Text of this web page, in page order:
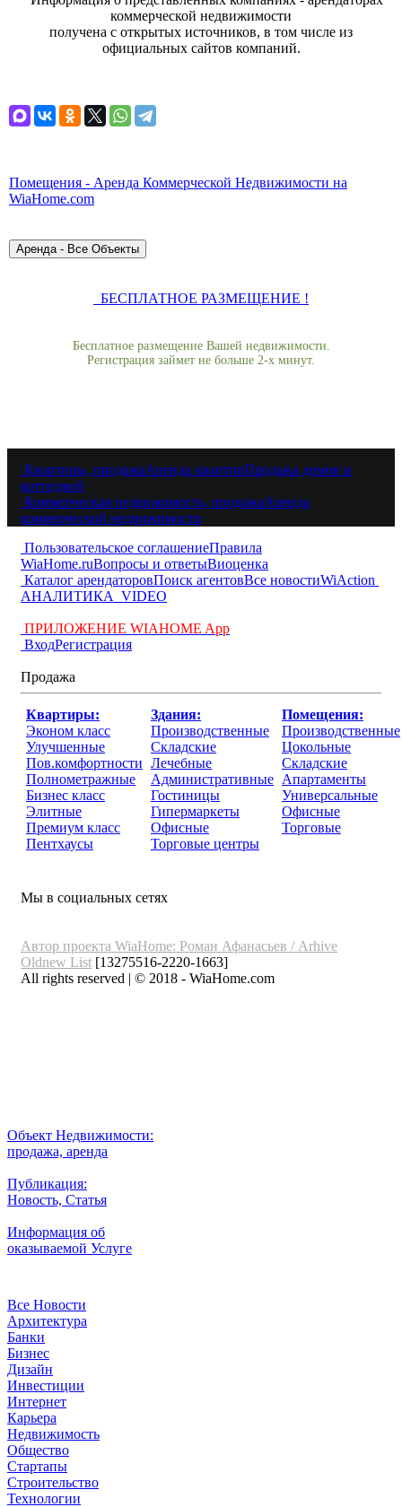
коммерческой недвижимости
получена с открытых источников, в том числе из
официальных сайтов компаний.
Помещения - Аренда Коммерческой Недвижимости на
WiaHome.com
БЕСПЛАТНОЕ РАЗМЕЩЕНИЕ !
Бесплатное размещение Вашей недвижимости.
Регистрация займет не больше 2-х минут.
Квартиры, продажаАренда квартирПродажа домов и
коттеджей
Коммерческая недвижимость, продажаАренда
коммерческой недвижимости
Пользовательское соглашениеПравила
WiaHome.ruВопросы и ответыВиоценка
Каталог арендаторовПоиск агентовВсе новостиWiAction
АНАЛИТИКА VIDEO
ПРИЛОЖЕНИЕ WIAHOME App
ВходРегистрация
Продажа
Квартиры:
Эконом класс
Улучшенные
Пов.комфортности
Полнометражные
Бизнес класс
Элитные
Премиум класс
Пентхаусы
Здания:
Производственные
Складские
Лечебные
Административные
Гостиницы
Гипермаркеты
Офисные
Торговые центры
Помещения:
Производственные
Цокольные
Складские
Апартаменты
Универсальные
Офисные
Торговые
Мы в социальных сетях
Автор проекта WiaHome: Роман Афанасьев / Arhive
Oldnew List [13275516-2220-1663]
All rights reserved | © 2018 - WiaHome.com
Объект Недвижимости:
продажа, аренда
Публикация:
Новость, Статья
Информация об
оказываемой Услуге
Все Новости
Архитектура
Банки
Бизнес
Дизайн
Инвестиции
Интернет
Карьера
Недвижимость
Общество
Стартапы
Строительство
Технологии